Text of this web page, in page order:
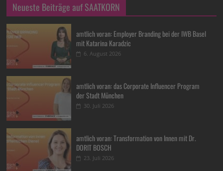
Neueste Beiträge auf SAATKORN
amtlich voran: Employer Branding bei der IWB Basel
mit Katarina Karadzic
6. August 2026
amtlich voran: das Corporate Influencer Program
der Stadt München
30. Juli 2026
amtlich voran: Transformation von Innen mit Dr.
DORIT BOSCH
23. Juli 2026